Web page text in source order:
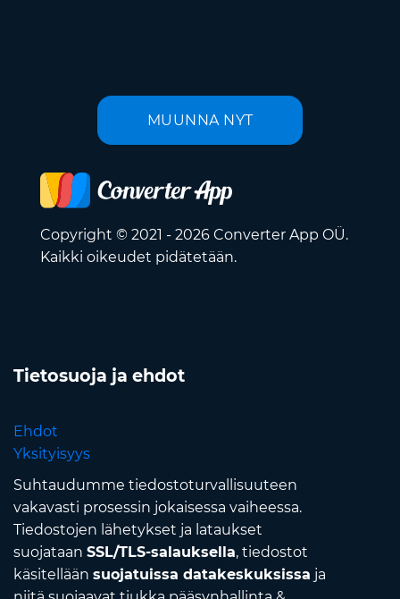
MUUNNA NYT
Copyright © 2021 - 2026 Converter App OÜ.
Kaikki oikeudet pidätetään.
Tietosuoja ja ehdot
Ehdot
Yksityisyys
Suhtaudumme tiedostoturvallisuuteen
vakavasti prosessin jokaisessa vaiheessa.
Tiedostojen lähetykset ja lataukset
suojataan SSL/TLS-salauksella, tiedostot
käsitellään suojatuissa datakeskuksissa ja